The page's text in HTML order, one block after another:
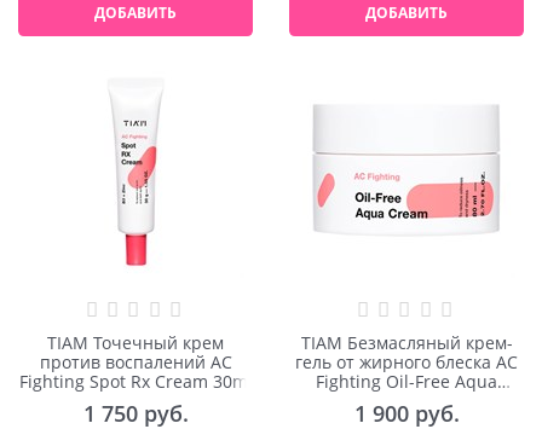
ДОБАВИТЬ ДОБАВИТЬ
TIAM Точечный крем
против воспалений AC
Fighting Spot Rx Cream 30ml
1 750 руб.
TIAM Безмасляный крем-
гель от жирного блеска AC
Fighting Oil-Free Aqua
Cream 80ml
1 900 руб.